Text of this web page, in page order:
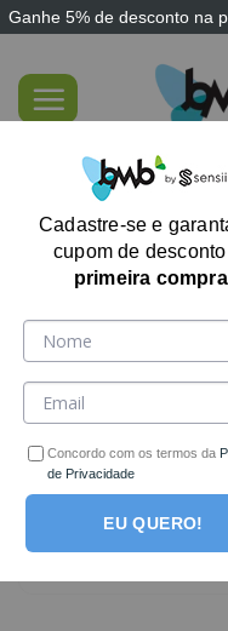
Ganhe 5% de desconto na
content
Cadastre-se e
cupom de
primeira compra
Concordo com os termos da
de Privacidade
EU QUERO!